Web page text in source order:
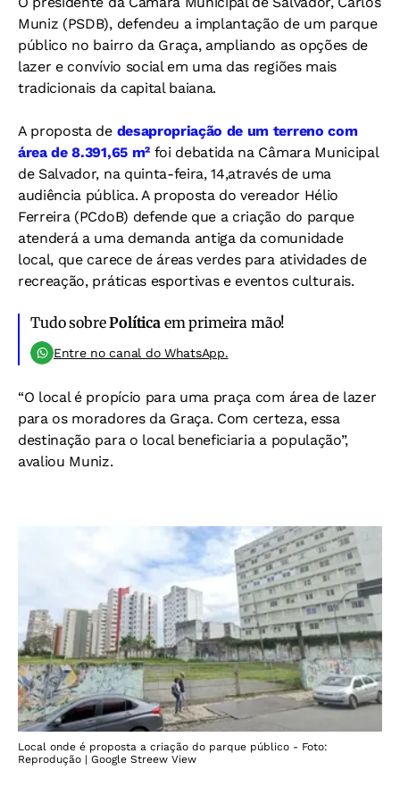
Muniz (PSDB), defendeu a implantação de um parque
público no bairro da Graça, ampliando as opções de
lazer e convívio social em uma das regiões mais
tradicionais da capital baiana.
A proposta de desapropriação de um terreno com
área de 8.391,65 m²foi debatida na Câmara Municipal
de Salvador, na quinta-feira, 14,através de uma
audiência pública. A proposta do vereador Hélio
Ferreira (PCdoB) defende que a criação do parque
atenderá a uma demanda antiga da comunidade
local, que carece de áreas verdes para atividades de
recreação, práticas esportivas e eventos culturais.
Tudo sobrePolíticaem primeira mão!
Entre no canal do WhatsApp.
“O local é propício para uma praça com área de lazer
para os moradores da Graça. Com certeza, essa
destinação para o local beneficiaria a população”,
avaliou Muniz.
Local onde é proposta a criação do parque público - Foto:
Reprodução | Google Streew View